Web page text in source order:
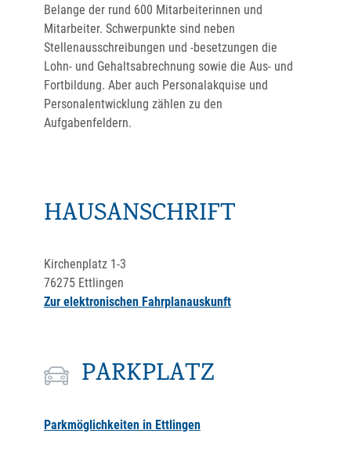
Belange der rund 600 Mitarbeiterinnen und
Mitarbeiter. Schwerpunkte sind neben
Stellenausschreibungen und -besetzungen die
Lohn- und Gehaltsabrechnung sowie die Aus- und
Fortbildung. Aber auch Personalakquise und
Personalentwicklung zählen zu den
Aufgabenfeldern.
HAUSANSCHRIFT
Kirchenplatz 1-3
76275 Ettlingen
Zur elektronischen Fahrplanauskunft
PARKPLATZ
Parkmöglichkeiten in Ettlingen